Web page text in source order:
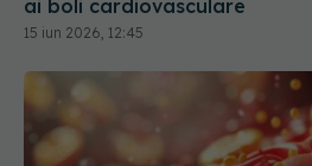
ai boli cardiovasculare
15 iun 2026, 12:45